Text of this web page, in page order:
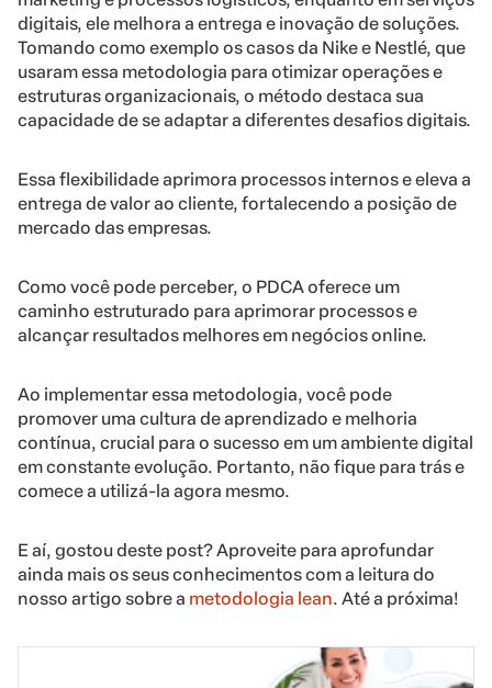
digitais, ele melhora a entrega e inovação de soluções.
Tomando como exemplo os casos da Nike e Nestlé, que
usaram essa metodologia para otimizar operações e
estruturas organizacionais, o método destaca sua
capacidade de se adaptar a diferentes desafios digitais.
Essa flexibilidade aprimora processos internos e eleva a
entrega de valor ao cliente, fortalecendo a posição de
mercado das empresas.
Como você pode perceber, o PDCA oferece um
caminho estruturado para aprimorar processos e
alcançar resultados melhores em negócios online.
Ao implementar essa metodologia, você pode
promover uma cultura de aprendizado e melhoria
contínua, crucial para o sucesso em um ambiente digital
em constante evolução. Portanto, não fique para trás e
comece a utilizá-la agora mesmo.
E aí, gostou deste post? Aproveite para aprofundar
ainda mais os seus conhecimentos com a leitura do
nosso artigo sobre a metodologia lean. Até a próxima!